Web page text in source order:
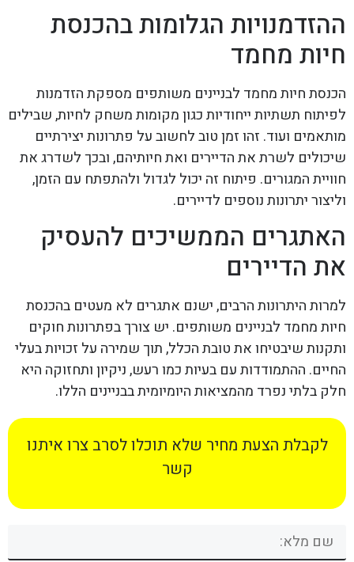
ההזדמנויות הגלומות בהכנסת
חיות מחמד
הכנסת חיות מחמד לבניינים משותפים מספקת הזדמנות
לפיתוח תשתיות ייחודיות כגון מקומות משחק לחיות, שבילים
מותאמים ועוד. זהו זמן טוב לחשוב על פתרונות יצירתיים
שיכולים לשרת את הדיירים ואת חיותיהם, ובכך לשדרג את
חוויית המגורים. פיתוח זה יכול לגדול ולהתפתח עם הזמן,
וליצור יתרונות נוספים לדיירים.
האתגרים הממשיכים להעסיק
את הדיירים
למרות היתרונות הרבים, ישנם אתגרים לא מעטים בהכנסת
חיות מחמד לבניינים משותפים. יש צורך בפתרונות חוקים
ותקנות שיבטיחו את טובת הכלל, תוך שמירה על זכויות בעלי
החיים. ההתמודדות עם בעיות כמו רעש, ניקיון ותחזוקה היא
חלק בלתי נפרד מהמציאות היומיומית בבניינים הללו.
לקבלת הצעת מחיר שלא תוכלו לסרב צרו איתנו
קשר